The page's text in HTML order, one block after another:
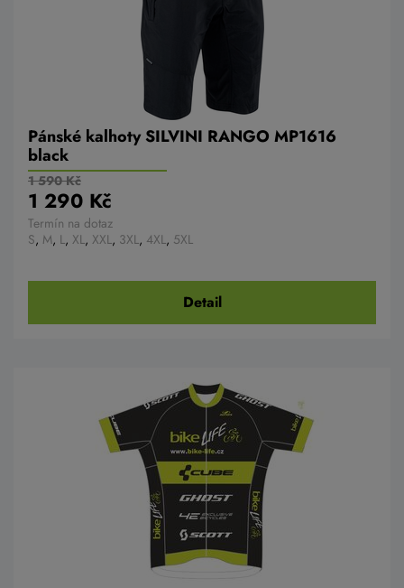
Pánské kalhoty SILVINI RANGO MP1616
black
1 590 Kč
1 290 Kč
Termín na dotaz
S, M, L, XL, XXL, 3XL, 4XL, 5XL
Detail